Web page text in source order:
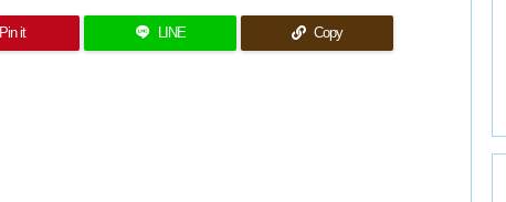
Pin it LINE Copy